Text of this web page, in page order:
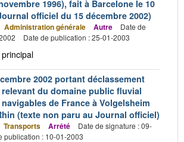
1996), fait à Barcelone le 10
officiel du 15 décembre 2002)
Administration générale Autre
Date de
Date de publication : 25-01-2003
2002 portant déclassement
du domaine public fluvial
de France à Volgelsheim
(texte non paru au Journal officiel)
Transports Arrêté
Date de signature : 09-
publication : 10-01-2003